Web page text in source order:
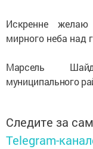
Искренне
мирного неба над
Марсель
муниципального
Следите за
Telegram-